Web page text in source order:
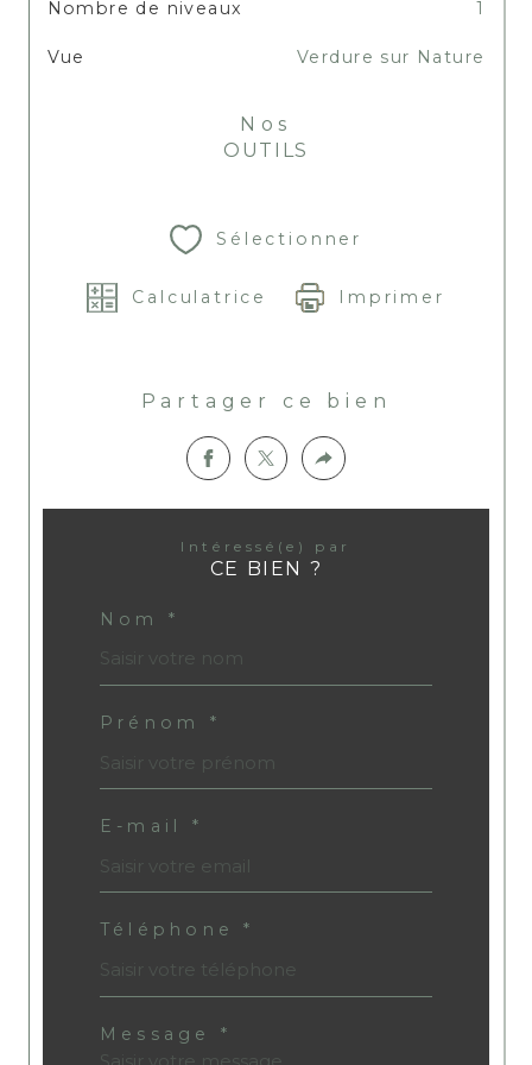
Nombre de niveaux 1
Vue Verdure sur Nature
Nos
OUTILS
Sélectionner
Calculatrice Imprimer
Partager ce bien
Intéressé(e) par
CE BIEN ?
Nom *
Prénom *
E-mail *
Téléphone *
Message *